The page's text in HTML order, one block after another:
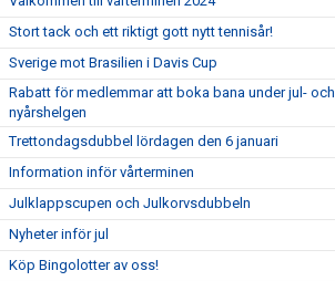
Stort tack och ett riktigt gott nytt tennisår!
Sverige mot Brasilien i Davis Cup
Rabatt för medlemmar att boka bana under jul- och
nyårshelgen
Trettondagsdubbel lördagen den 6 januari
Information inför vårterminen
Julklappscupen och Julkorvsdubbeln
Nyheter inför jul
Köp Bingolotter av oss!